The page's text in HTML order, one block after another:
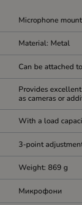
Microphone
Material: Metal
Can be attached
Provides
as cameras or
With a load
3-point
Weight: 869 g
Микрофони